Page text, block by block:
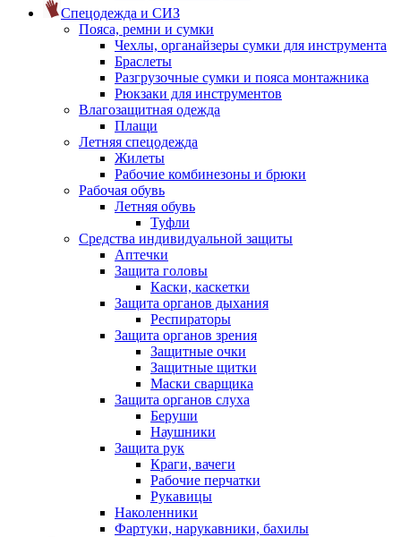
Спецодежда и СИЗ
Пояса, ремни и сумки
Чехлы, органайзеры сумки для инструмента
Браслеты
Разгрузочные сумки и пояса монтажника
Рюкзаки для инструментов
Влагозащитная одежда
Плащи
Летняя спецодежда
Жилеты
Рабочие комбинезоны и брюки
Рабочая обувь
Летняя обувь
Туфли
Средства индивидуальной защиты
Аптечки
Защита головы
Каски, каскетки
Защита органов дыхания
Респираторы
Защита органов зрения
Защитные очки
Защитные щитки
Маски сварщика
Защита органов слуха
Беруши
Наушники
Защита рук
Краги, вачеги
Рабочие перчатки
Рукавицы
Наколенники
Фартуки, нарукавники, бахилы